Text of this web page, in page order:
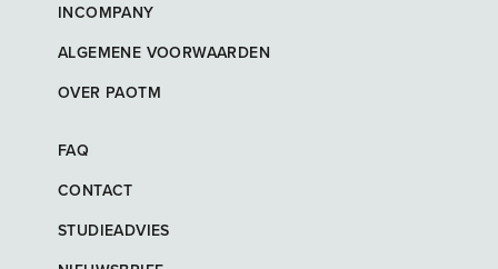
INCOMPANY
ALGEMENE VOORWAARDEN
OVER PAOTM
FAQ
CONTACT
STUDIEADVIES